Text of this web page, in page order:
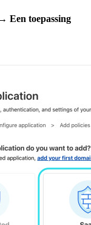
→ Een toepassing